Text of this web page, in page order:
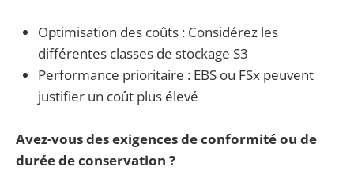
Optimisation des coûts : Considérez les
différentes classes de stockage S3
Performance prioritaire : EBS ou FSx peuvent
justifier un coût plus élevé
Avez-vous des exigences de conformité ou de
durée de conservation ?